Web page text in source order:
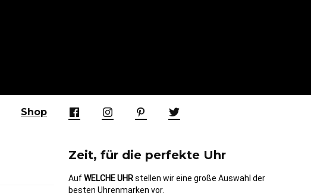
Shop
Zeit, für die perfekte Uhr
AufWELCHE UHRstellen wir eine große Auswahl der
besten Uhrenmarken vor.